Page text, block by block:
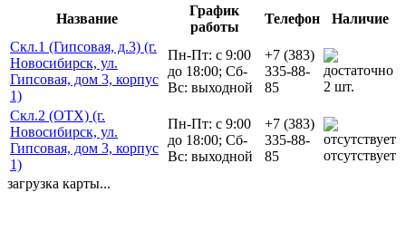
Название
График
работы
Телефон
Наличие
Скл.1 (Гипсовая, д.3) (г.
Новосибирск, ул.
Гипсовая, дом 3, корпус
1)
Пн-Пт: с 9:00
до 18:00; Сб-
Вс: выходной
+7 (383)
335-88-
85
2 шт.
Скл.2 (ОТХ) (г.
Новосибирск, ул.
Гипсовая, дом 3, корпус
1)
Пн-Пт: с 9:00
до 18:00; Сб-
Вс: выходной
+7 (383)
335-88-
85
отсутствует
загрузка карты...